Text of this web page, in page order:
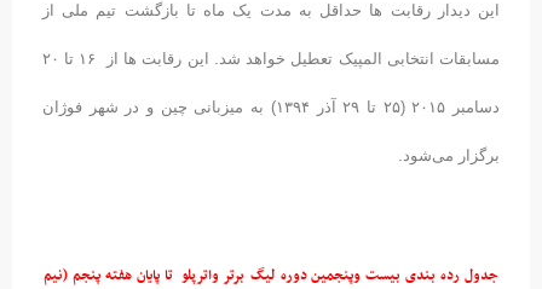
این دیدار رقابت ها حداقل به مدت یک ماه تا بازگشت تیم ملی از
مسابقات انتخابی المپیک تعطیل خواهد شد. این رقابت ها از ۱۶ تا ۲۰
دسامبر ۲۰۱۵ (۲۵ تا ۲۹ آذر ۱۳۹۴) به میزبانی چین و در شهر فوژان
برگزار می‌شود.
جدول رده بندی بیست وپنجمین دوره لیگ برتر واترپلو تا پایان هفته پنجم (نیم